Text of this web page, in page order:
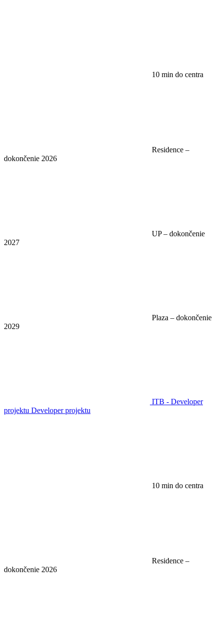
10 min do centra
Residence –
dokončenie 2026
UP – dokončenie
2027
Plaza – dokončenie
2029
ITB - Developer
projektu Developer projektu
10 min do centra
Residence –
dokončenie 2026